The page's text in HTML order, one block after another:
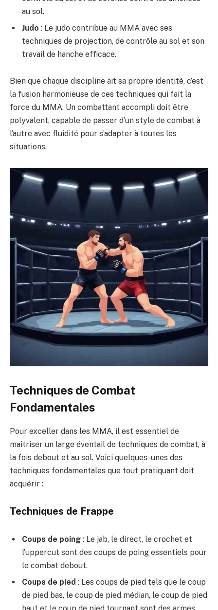
au sol.
Judo : Le judo contribue au MMA avec ses
techniques de projection, de contrôle au sol et son
travail de hanche efficace.
Bien que chaque discipline ait sa propre identité, c’est
la fusion harmonieuse de ces techniques qui fait la
force du MMA. Un combattant accompli doit être
polyvalent, capable de passer d’un style de combat à
l’autre avec fluidité pour s’adapter à toutes les
situations.
Techniques de Combat
Fondamentales
Pour exceller dans les MMA, il est essentiel de
maîtriser un large éventail de techniques de combat, à
la fois debout et au sol. Voici quelques-unes des
techniques fondamentales que tout pratiquant doit
acquérir :
Techniques de Frappe
Coups de poing : Le jab, le direct, le crochet et
l’uppercut sont des coups de poing essentiels pour
le combat debout.
Coups de pied : Les coups de pied tels que le coup
de pied bas, le coup de pied médian, le coup de pied
haut et le coup de pied tournant sont des armes